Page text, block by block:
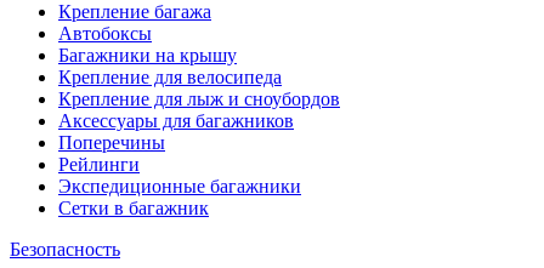
Крепление багажа
Автобоксы
Багажники на крышу
Крепление для велосипеда
Крепление для лыж и сноубордов
Аксессуары для багажников
Поперечины
Рейлинги
Экспедиционные багажники
Сетки в багажник
Безопасность